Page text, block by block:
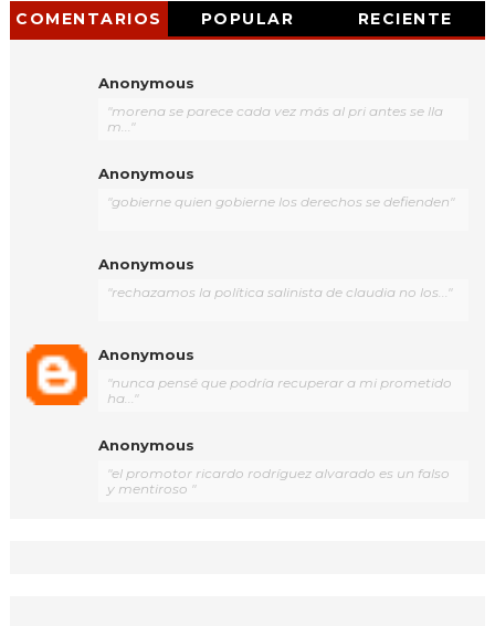
COMENTARIOS POPULAR RECIENTE
Anonymous
"morena se parece cada vez más al pri antes se lla
m..."
Anonymous
"gobierne quien gobierne los derechos se defienden"
Anonymous
"rechazamos la política salinista de claudia no los..."
Anonymous
"nunca pensé que podría recuperar a mi prometido
ha..."
Anonymous
"el promotor ricardo rodríguez alvarado es un falso
y mentiroso "